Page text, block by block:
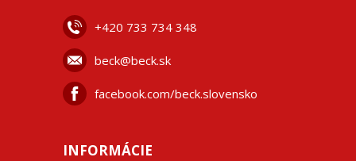
+420 733 734 348
beck@beck.sk
facebook.com/beck.slovensko
INFORMÁCIE